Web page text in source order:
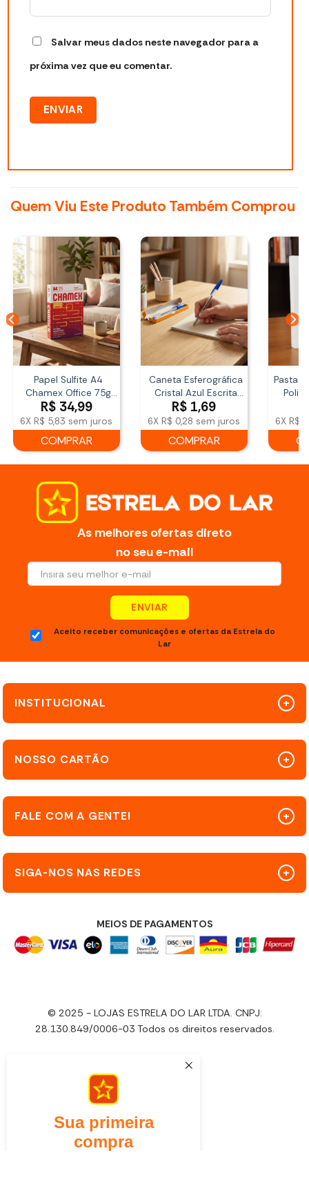
Salvar meus dados neste navegador para a
próxima vez que eu comentar.
Quem Viu Este Produto Também Comprou
Papel Sulfite A4
Chamex Office 75g
500 Folhas Branco
R$34,99
6XR$ 5,83 sem juros
COMPRAR
Caneta Esferográfica
Cristal Azul Escrita
Média BIC
R$ 1,69
6XR$ 0,28 sem juros
COMPRAR
Pasta
6XR$
As melhores ofertas direto
no seu e-mail
ENVIAR
Aceito receber comunicações e ofertas da Estrela do
Lar
INSTITUCIONAL
NOSSO CARTÃO
FALE COM A GENTE!
SIGA-NOS NAS REDES
MEIOS DE PAGAMENTOS
© 2025 - LOJAS ESTRELA DO LAR LTDA. CNPJ:
28.130.849/0006-03 Todos os direitos reservados.